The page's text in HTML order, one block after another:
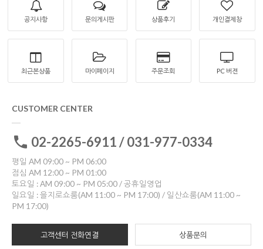
공지사항 문의게시판 상품후기 개인결제창
최근본상품 마이페이지 주문조회 PC 버젼
CUSTOMER CENTER
02-2265-6911 / 031-977-0334
평일 AM 09:00 ~ PM 06:00
점심 AM 12:00 ~ PM 01:00
토요일 : AM 09:00 ~ PM 05:00 / 공휴일영업
일요일 : 을지로쇼룸(AM 11:00 ~ PM 17:00) / 일산쇼룸(AM 11:00 ~
PM 17:00)
고객센터 전화연결 상품문의